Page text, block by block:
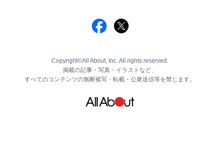
Copyright©All About, Inc. All rights reserved.
掲載の記事・写真・イラストなど、
すべてのコンテンツの無断複写・転載・公衆送信等を禁じます。